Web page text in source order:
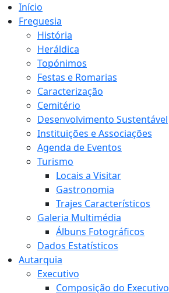
Início
Freguesia
História
Heráldica
Topónimos
Festas e Romarias
Caracterização
Cemitério
Desenvolvimento Sustentável
Instituições e Associações
Agenda de Eventos
Turismo
Locais a Visitar
Gastronomia
Trajes Característicos
Galeria Multimédia
Álbuns Fotográficos
Dados Estatísticos
Autarquia
Executivo
Composição do Executivo